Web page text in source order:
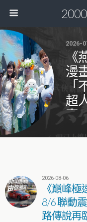
2026-
《
漫
超
喜！
2026-08-06
《巔峰極
8/6 聯動
路傳說再